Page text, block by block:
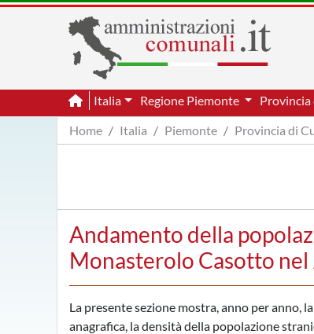
Italia Regione Piemonte Provincia
Home
Italia Piemonte Provincia di
Andamento della
Monasterolo Casotto nel
La presente sezione mostra, anno per
anagrafica, la densità della popolazione